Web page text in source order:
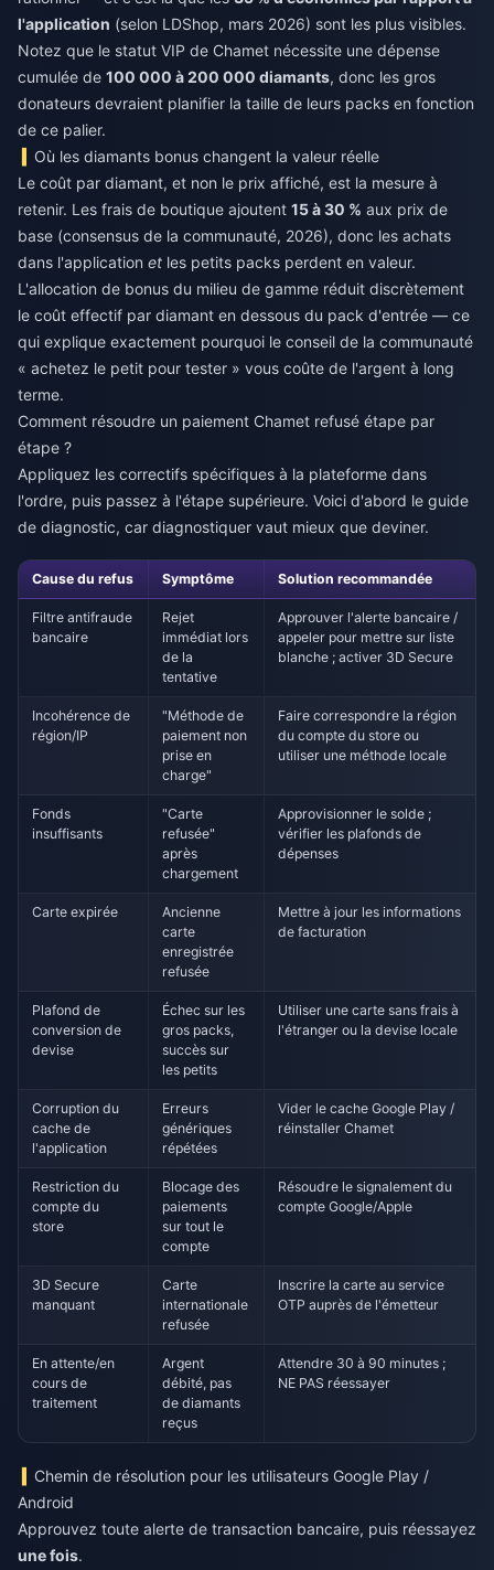
l'application (selon LDShop, mars 2026) sont les plus visibles.
Notez que le statut VIP de Chamet nécessite une dépense
cumulée de 100 000 à 200 000 diamants, donc les gros
donateurs devraient planifier la taille de leurs packs en fonction
de ce palier.
Où les diamants bonus changent la valeur réelle
Le coût par diamant, et non le prix affiché, est la mesure à
retenir. Les frais de boutique ajoutent 15 à 30 % aux prix de
base (consensus de la communauté, 2026), donc les achats
dans l'application et les petits packs perdent en valeur.
L'allocation de bonus du milieu de gamme réduit discrètement
le coût effectif par diamant en dessous du pack d'entrée — ce
qui explique exactement pourquoi le conseil de la communauté
« achetez le petit pour tester » vous coûte de l'argent à long
terme.
Comment résoudre un paiement Chamet refusé étape par
étape ?
Appliquez les correctifs spécifiques à la plateforme dans
l'ordre, puis passez à l'étape supérieure. Voici d'abord le guide
de diagnostic, car diagnostiquer vaut mieux que deviner.
Cause du refus Symptôme Solution recommandée
Filtre antifraude
bancaire
Rejet
immédiat lors
de la
tentative
Approuver l'alerte bancaire /
appeler pour mettre sur liste
blanche ; activer 3D Secure
Incohérence de
région/IP
"Méthode de
paiement non
prise en
charge"
Faire correspondre la région
du compte du store ou
utiliser une méthode locale
Fonds
insuffisants
"Carte
refusée"
après
chargement
Approvisionner le solde ;
vérifier les plafonds de
dépenses
Carte expirée
Ancienne
carte
enregistrée
refusée
Mettre à jour les informations
de facturation
Plafond de
conversion de
devise
Échec sur les
gros packs,
succès sur
les petits
Utiliser une carte sans frais à
l'étranger ou la devise locale
Corruption du
cache de
l'application
Erreurs
génériques
répétées
Vider le cache Google Play /
réinstaller Chamet
Restriction du
compte du
store
Blocage des
paiements
sur tout le
compte
Résoudre le signalement du
compte Google/Apple
3D Secure
manquant
Carte
internationale
refusée
Inscrire la carte au service
OTP auprès de l'émetteur
En attente/en
cours de
traitement
Argent
débité, pas
de diamants
reçus
Attendre 30 à 90 minutes ;
NE PAS réessayer
Chemin de résolution pour les utilisateurs Google Play /
Android
Approuvez toute alerte de transaction bancaire, puis réessayez
une fois.